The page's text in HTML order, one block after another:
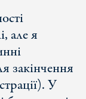
але я
закінчення
У